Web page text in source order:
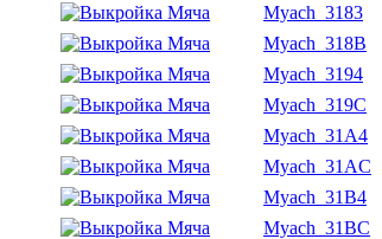
Myach_3183
Myach_318B
Myach_3194
Myach_319C
Myach_31A4
Myach_31AC
Myach_31B4
Myach_31BC